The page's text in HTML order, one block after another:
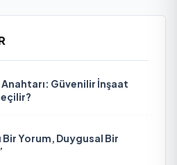
Anahtarı: Güvenilir İnşaat
Bir Yorum, Duygusal Bir